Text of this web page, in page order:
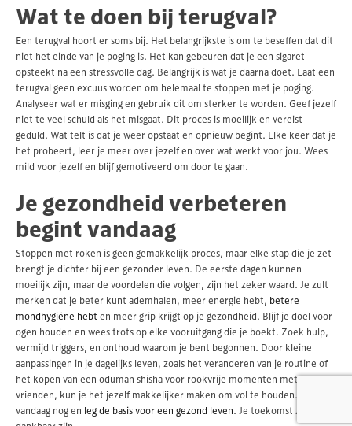
Wat te doen bij terugval?
Een terugval hoort er soms bij. Het belangrijkste is om te beseffen dat dit
niet het einde van je poging is. Het kan gebeuren dat je een sigaret
opsteekt na een stressvolle dag. Belangrijk is wat je daarna doet. Laat een
terugval geen excuus worden om helemaal te stoppen met je poging.
Analyseer wat er misging en gebruik dit om sterker te worden. Geef jezelf
niet te veel schuld als het misgaat. Dit proces is moeilijk en vereist
geduld. Wat telt is dat je weer opstaat en opnieuw begint. Elke keer dat je
het probeert, leer je meer over jezelf en over wat werkt voor jou. Wees
mild voor jezelf en blijf gemotiveerd om door te gaan.
Je gezondheid verbeteren
begint vandaag
Stoppen met roken is geen gemakkelijk proces, maar elke stap die je zet
brengt je dichter bij een gezonder leven. De eerste dagen kunnen
moeilijk zijn, maar de voordelen die volgen, zijn het zeker waard. Je zult
merken dat je beter kunt ademhalen, meer energie hebt, betere
mondhygiëne hebt en meer grip krijgt op je gezondheid. Blijf je doel voor
ogen houden en wees trots op elke vooruitgang die je boekt. Zoek hulp,
vermijd triggers, en onthoud waarom je bent begonnen. Door kleine
aanpassingen in je dagelijks leven, zoals het veranderen van je routine of
het kopen van een oduman shisha voor rookvrije momenten met
vrienden, kun je het jezelf makkelijker maken om vol te houden. Begin
vandaag nog en leg de basis voor een gezond leven. Je toekomst zal je